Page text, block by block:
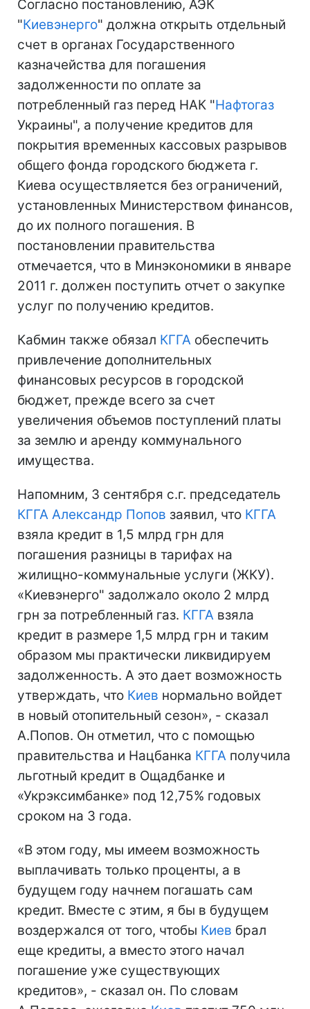
Согласно постановлению, АЭК
"Киевэнерго" должна открыть отдельный
счет в органах Государственного
казначейства для погашения
задолженности по оплате за
потребленный газ перед НАК "Нафтогаз
Украины", а получение кредитов для
покрытия временных кассовых разрывов
общего фонда городского бюджета г.
Киева осуществляется без ограничений,
установленных Министерством финансов,
до их полного погашения. В
постановлении правительства
отмечается, что в Минэкономики в январе
2011 г. должен поступить отчет о закупке
услуг по получению кредитов.
Кабмин также обязал КГГА обеспечить
привлечение дополнительных
финансовых ресурсов в городской
бюджет, прежде всего за счет
увеличения объемов поступлений платы
за землю и аренду коммунального
имущества.
Напомним, 3 сентября с.г. председатель
КГГА Александр Попов заявил, что КГГА
взяла кредит в 1,5 млрд грн для
погашения разницы в тарифах на
жилищно-коммунальные услуги (ЖКУ).
«Киевэнерго" задолжало около 2 млрд
грн за потребленный газ. КГГА взяла
кредит в размере 1,5 млрд грн и таким
образом мы практически ликвидируем
задолженность. А это дает возможность
утверждать, что Киев нормально войдет
в новый отопительный сезон», - сказал
А.Попов. Он отметил, что с помощью
правительства и Нацбанка КГГА получила
льготный кредит в Ощадбанке и
«Укрэксимбанке» под 12,75% годовых
сроком на 3 года.
«В этом году, мы имеем возможность
выплачивать только проценты, а в
будущем году начнем погашать сам
кредит. Вместе с этим, я бы в будущем
воздержался от того, чтобы Киев брал
еще кредиты, а вместо этого начал
погашение уже существующих
кредитов», - сказал он. По словам